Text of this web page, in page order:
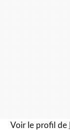
Voir le profil de